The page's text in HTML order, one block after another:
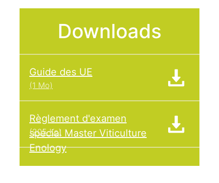
Downloads
Guide des UE
(1 Mo)
Règlement d'examen
spécial Master Viticulture
Enology
(205 Ko)